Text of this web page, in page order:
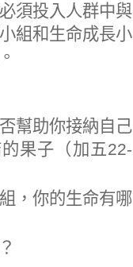
須投入人群中與
組和生命成長小
幫助你接納自己
果子（加五22-
，你的生命有哪